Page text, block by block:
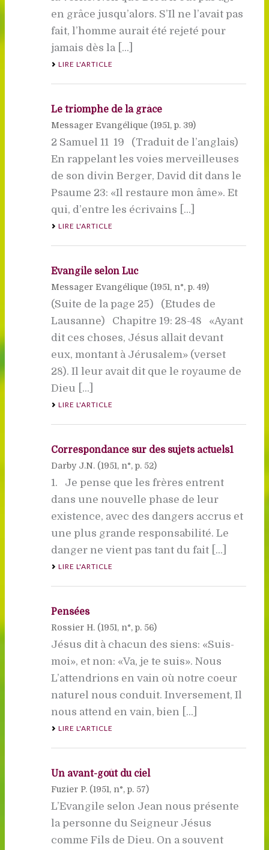
en grâce jusqu’alors. S’Il ne l’avait pas
fait, l’homme aurait été rejeté pour
jamais dès la [...]
LIRE L'ARTICLE
Le triomphe de la grâce
Messager Evangélique (1951, p. 39)
2 Samuel 11  19 (Traduit de l’anglais)
En rappelant les voies merveilleuses
de son divin Berger, David dit dans le
Psaume 23: «Il restaure mon âme». Et
qui, d’entre les écrivains [...]
LIRE L'ARTICLE
Evangile selon Luc
Messager Evangélique (1951, n°, p. 49)
(Suite de la page 25) (Etudes de
Lausanne) Chapitre 19: 28-48 «Ayant
dit ces choses, Jésus allait devant
eux, montant à Jérusalem» (verset
28). Il leur avait dit que le royaume de
Dieu [...]
LIRE L'ARTICLE
Correspondance sur des sujets actuels1
Darby J.N. (1951, n°, p. 52)
1. Je pense que les frères entrent
dans une nouvelle phase de leur
existence, avec des dangers accrus et
une plus grande responsabilité. Le
danger ne vient pas tant du fait [...]
LIRE L'ARTICLE
Pensées
Rossier H. (1951, n°, p. 56)
Jésus dit à chacun des siens: «Suis-
moi», et non: «Va, je te suis». Nous
L’attendrions en vain où notre coeur
naturel nous conduit. Inversement, Il
nous attend en vain, bien [...]
LIRE L'ARTICLE
Un avant-goût du ciel
Fuzier P. (1951, n°, p. 57)
L’Evangile selon Jean nous présente
la personne du Seigneur Jésus
comme Fils de Dieu. On a souvent